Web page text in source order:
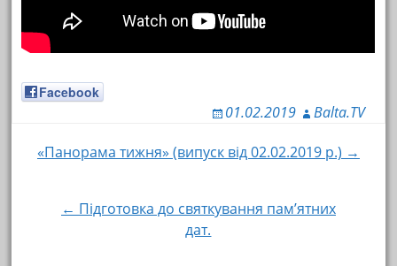
Facebook
01.02.2019 Balta.TV
Навигация по записям
«Панорама тижня» (випуск від 02.02.2019 р.) →
← Підготовка до святкування пам’ятних
дат.